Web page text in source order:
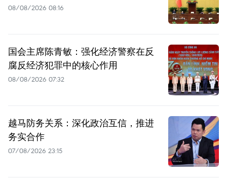
08/08/2026 08:16
国会主席陈青敏：强化经济警察在反
腐反经济犯罪中的核心作用
08/08/2026 07:32
越马防务关系：深化政治互信，推进
务实合作
07/08/2026 23:15